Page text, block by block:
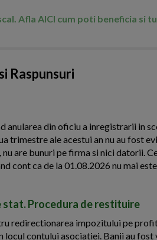
Afla AICI cum poti beneficia si
Raspunsuri
din oficiu a inregistrarii in
trimestre ale acestui an nu au fost
are bunuri pe firma si nici datorii.
cont ca de la 01.08.2026 nu mai
stat. Procedura de restituire
redirectionarea impozitului pe
contului asociatiei. Banii au fost